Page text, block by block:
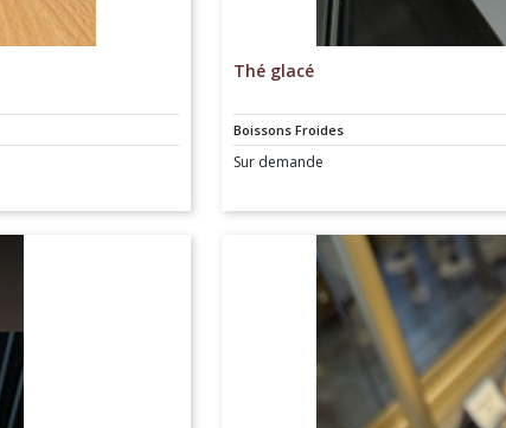
Thé glacé
Boissons Froides
Sur demande